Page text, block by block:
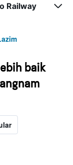
Railway
baik